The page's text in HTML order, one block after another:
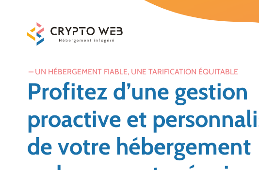
contenu
UN HÉBERGEMENT FIABLE, UNE TARIFICATION ÉQUITABLE
Profitez d’une gestion
proactive et
de votre hébergement